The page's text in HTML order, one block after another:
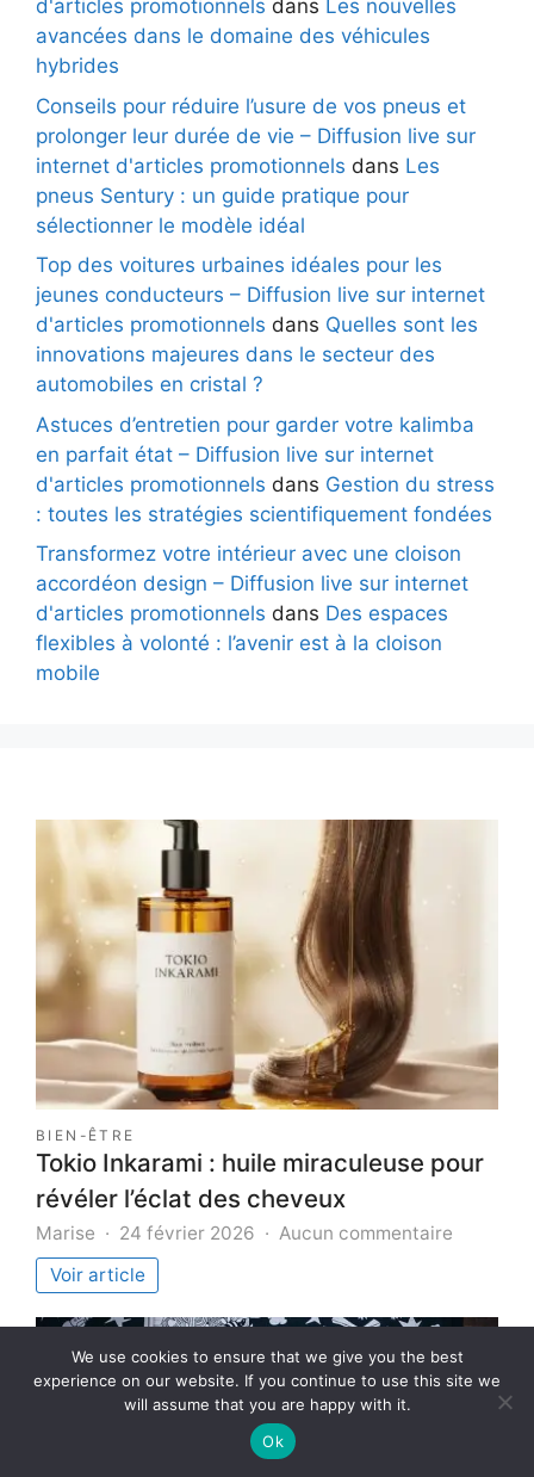
d'articles promotionnels dans Les nouvelles
avancées dans le domaine des véhicules
hybrides
Conseils pour réduire l’usure de vos pneus et
prolonger leur durée de vie – Diffusion live sur
internet d'articles promotionnels dans Les
pneus Sentury : un guide pratique pour
sélectionner le modèle idéal
Top des voitures urbaines idéales pour les
jeunes conducteurs – Diffusion live sur internet
d'articles promotionnels dans Quelles sont les
innovations majeures dans le secteur des
automobiles en cristal ?
Astuces d’entretien pour garder votre kalimba
en parfait état – Diffusion live sur internet
d'articles promotionnels dans Gestion du stress
: toutes les stratégies scientifiquement fondées
Transformez votre intérieur avec une cloison
accordéon design – Diffusion live sur internet
d'articles promotionnels dans Des espaces
flexibles à volonté : l’avenir est à la cloison
mobile
BIEN-ÊTRE
Tokio Inkarami : huile miraculeuse pour
révéler l’éclat des cheveux
Marise 24 février 2026 Aucun commentaire
pour
révéler
Voir article
We use cookies to ensure that we give you the best
experience on our website. If you continue to use this site we
will assume that you are happy with it.
Ok